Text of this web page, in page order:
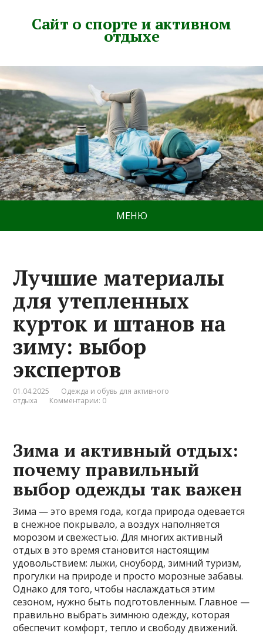
Сайт о спорте и активном
отдыхе
МЕНЮ
Лучшие материалы
для утепленных
курток и штанов на
зиму: выбор
экспертов
01.04.2025
Одежда и обувь для активного
отдыха
Комментарии: 0
Зима и активный отдых:
почему правильный
выбор одежды так важен
Зима — это время года, когда природа одевается
в снежное покрывало, а воздух наполняется
морозом и свежестью. Для многих активный
отдых в это время становится настоящим
удовольствием: лыжи, сноуборд, зимний туризм,
прогулки на природе и просто морозные забавы.
Однако для того, чтобы наслаждаться этим
сезоном, нужно быть подготовленным. Главное —
правильно выбрать зимнюю одежду, которая
обеспечит комфорт, тепло и свободу движений.